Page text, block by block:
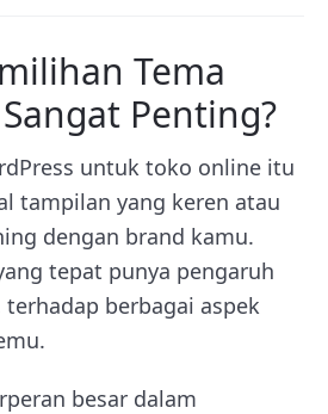
Tema
Penting?
untuk toko online itu
tampilan yang keren atau
dengan brand kamu.
tepat punya pengaruh
berbagai aspek
besar dalam